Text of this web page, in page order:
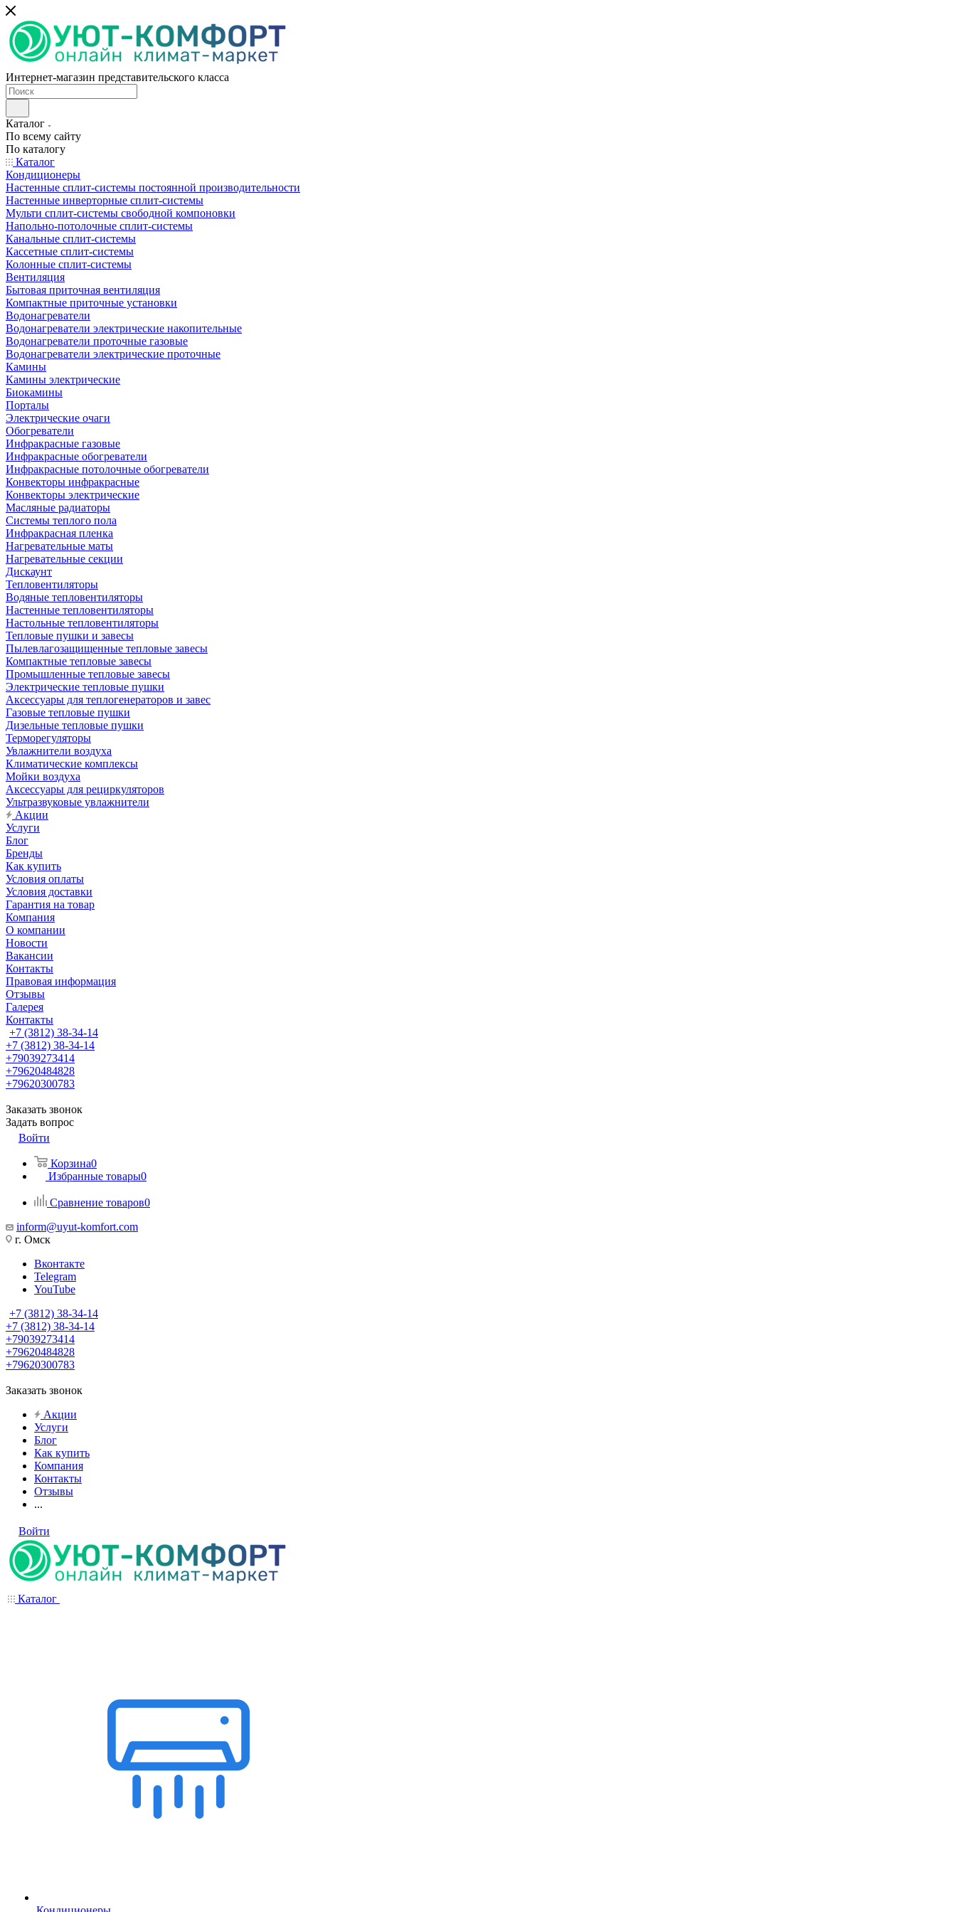
Интернет-магазин представительского класса
Каталог
По всему сайту
По каталогу
Каталог
Кондиционеры
Настенные сплит-системы постоянной производительности
Настенные инверторные сплит-системы
Мульти сплит-системы свободной компоновки
Напольно-потолочные сплит-системы
Канальные сплит-системы
Кассетные сплит-системы
Колонные сплит-системы
Вентиляция
Бытовая приточная вентиляция
Компактные приточные установки
Водонагреватели
Водонагреватели электрические накопительные
Водонагреватели проточные газовые
Водонагреватели электрические проточные
Камины
Камины электрические
Биокамины
Порталы
Электрические очаги
Обогреватели
Инфракрасные газовые
Инфракрасные обогреватели
Инфракрасные потолочные обогреватели
Конвекторы инфракрасные
Конвекторы электрические
Масляные радиаторы
Системы теплого пола
Инфракрасная пленка
Нагревательные маты
Нагревательные секции
Дискаунт
Тепловентиляторы
Водяные тепловентиляторы
Настенные тепловентиляторы
Настольные тепловентиляторы
Тепловые пушки и завесы
Пылевлагозащищенные тепловые завесы
Компактные тепловые завесы
Промышленные тепловые завесы
Электрические тепловые пушки
Аксессуары для теплогенераторов и завес
Газовые тепловые пушки
Дизельные тепловые пушки
Терморегуляторы
Увлажнители воздуха
Климатические комплексы
Мойки воздуха
Аксессуары для рециркуляторов
Ультразвуковые увлажнители
Акции
Услуги
Блог
Бренды
Как купить
Условия оплаты
Условия доставки
Гарантия на товар
Компания
О компании
Новости
Вакансии
Контакты
Правовая информация
Отзывы
Галерея
Контакты
+7 (3812) 38-34-14
+7 (3812) 38-34-14
+79039273414
+79620484828
+79620300783
Заказать звонок
Задать вопрос
Войти
Корзина0
Избранные товары0
Сравнение товаров0
inform@uyut-komfort.com
г. Омск
Вконтакте
Telegram
YouTube
+7 (3812) 38-34-14
+7 (3812) 38-34-14
+79039273414
+79620484828
+79620300783
Заказать звонок
Акции
Услуги
Блог
Как купить
Компания
Контакты
Отзывы
...
Войти
Каталог